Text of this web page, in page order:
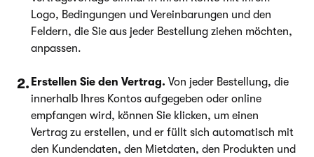
Logo, Bedingungen und Vereinbarungen und den
Feldern, die Sie aus jeder Bestellung ziehen möchten,
anpassen.
Erstellen Sie den Vertrag. Von jeder Bestellung, die
innerhalb Ihres Kontos aufgegeben oder online
empfangen wird, können Sie klicken, um einen
Vertrag zu erstellen, und er füllt sich automatisch mit
den Kundendaten, den Mietdaten, den Produkten und